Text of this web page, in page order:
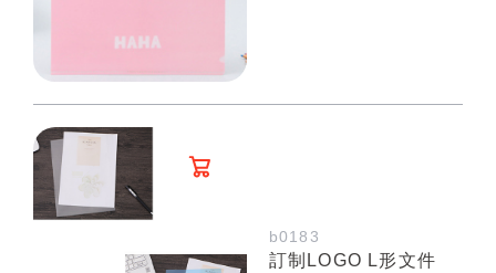
b0183
訂制LOGO L形文件